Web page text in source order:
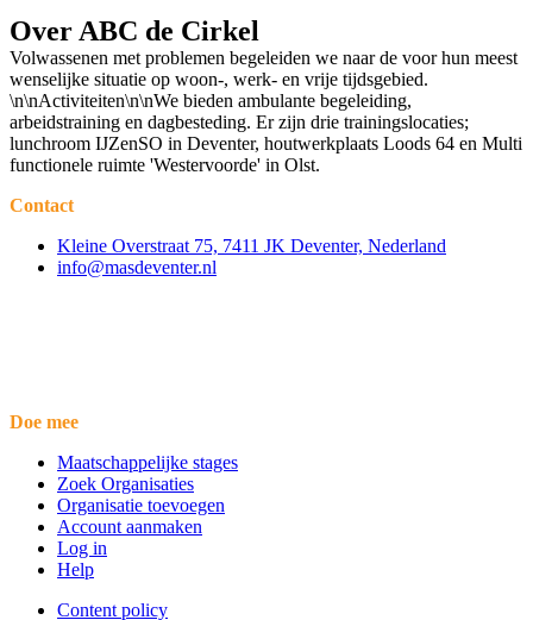
Over ABC de Cirkel
Volwassenen met problemen begeleiden we naar de voor hun meest
wenselijke situatie op woon-, werk- en vrije tijdsgebied.
\n\nActiviteiten\n\nWe bieden ambulante begeleiding,
arbeidstraining en dagbesteding. Er zijn drie trainingslocaties;
lunchroom IJZenSO in Deventer, houtwerkplaats Loods 64 en Multi
functionele ruimte 'Westervoorde' in Olst.
Contact
Kleine Overstraat 75, 7411 JK Deventer, Nederland
info@masdeventer.nl
Doe mee
Maatschappelijke stages
Zoek Organisaties
Organisatie toevoegen
Account aanmaken
Log in
Help
Content policy